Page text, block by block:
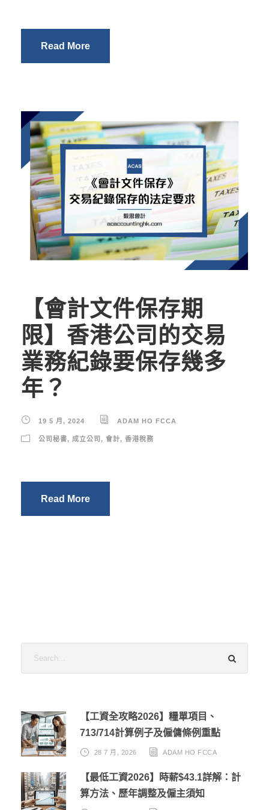
Read More
【會計文件保存期
限】香港公司的交易
業務紀錄要保存幾多
年？
19 5 月, 2024 ADAM HO FCCA
公司秘書, 成立公司 , 會計, 香港稅務
Read More
【工資全攻略2026】糧單項目、
713/714計算例子及僱傭條例重點
28 7 月, 2026 ADAM HO FCCA
【最低工資2026】時薪$43.1詳解：計
算方法、歷年調整及僱主須知